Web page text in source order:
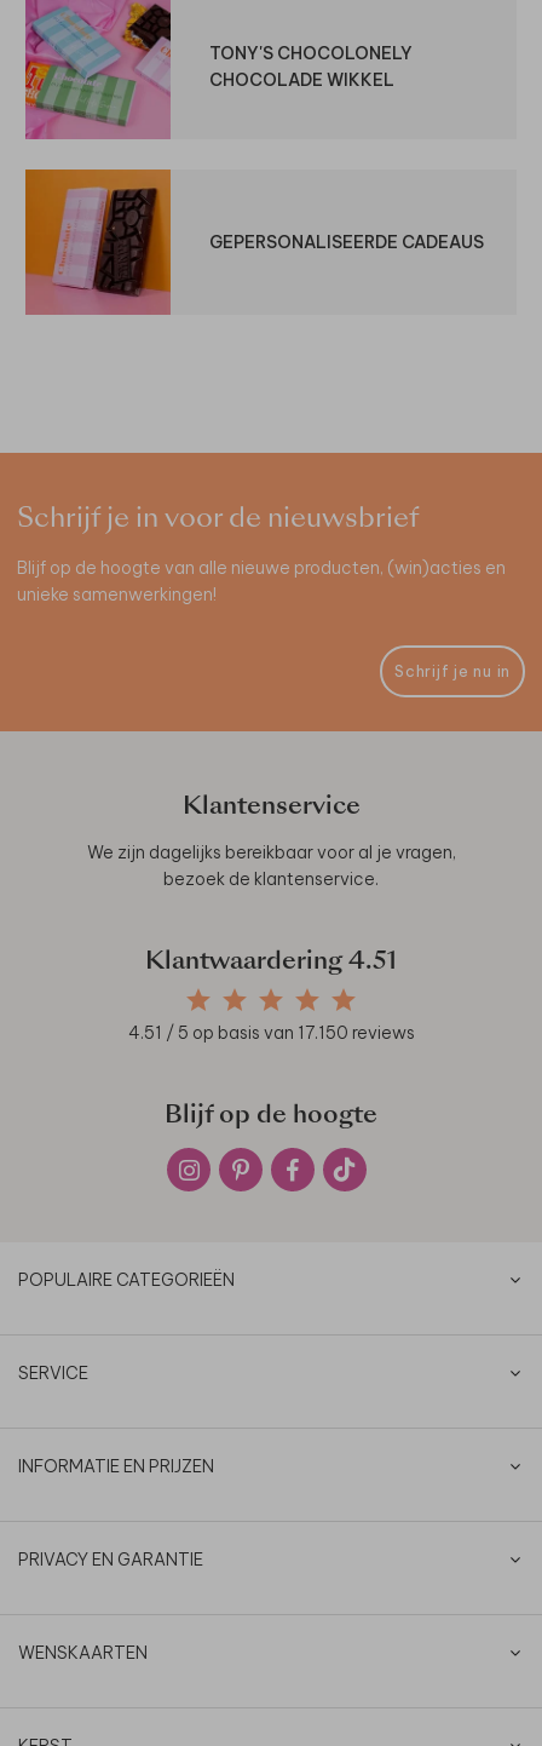
TONY'S CHOCOLONELY
CHOCOLADE WIKKEL
GEPERSONALISEERDE CADEAUS
Schrijf je in voor de nieuwsbrief
Blijf op de hoogte van alle nieuwe producten, (win)acties en
unieke samenwerkingen!
Schrijf je nu in
Klantenservice
We zijn dagelijks bereikbaar voor al je vragen,
bezoek de klantenservice.
Klantwaardering 4.51
4.51 / 5 op basis van 17.150 reviews
Blijf op de hoogte
POPULAIRE CATEGORIEËN
SERVICE
INFORMATIE EN PRIJZEN
PRIVACY EN GARANTIE
WENSKAARTEN